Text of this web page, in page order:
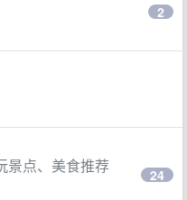
2
景点、美食推荐
24